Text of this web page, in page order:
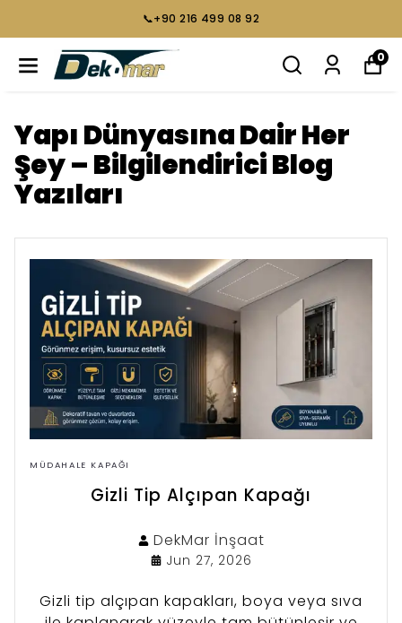
📞+90 216 499 08 92
0
Yapı Dünyasına Dair Her
Şey – Bilgilendirici Blog
Yazıları
MÜDAHALE KAPAĞI
Gizli Tip Alçıpan Kapağı
DekMar İnşaat
Jun 27, 2026
Gizli tip alçıpan kapakları, boya veya sıva